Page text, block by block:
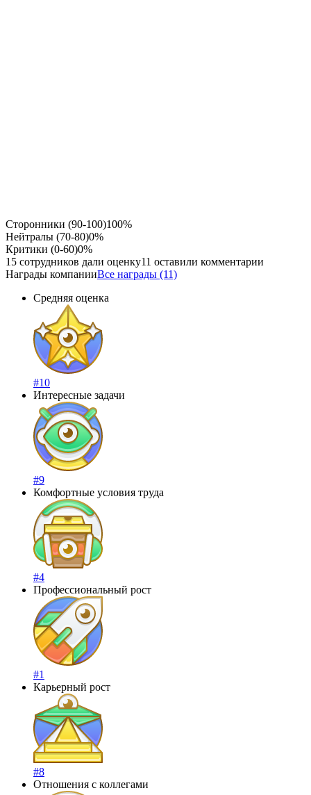
Сторонники (90-100)100%
Нейтралы (70-80)0%
Критики (0-60)0%
15 сотрудников дали оценку11 оставили комментарии
Награды компанииВсе награды (11)
Средняя оценка
#10
Интересные задачи
#9
Комфортные условия труда
#4
Профессиональный рост
#1
Карьерный рост
#8
Отношения с коллегами